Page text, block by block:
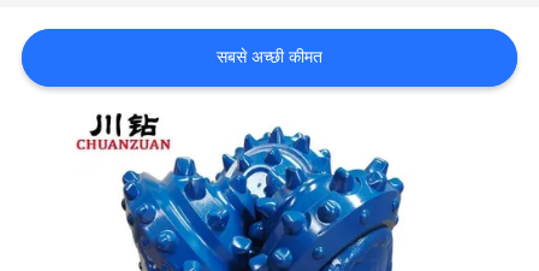
उद्धरण
की
सबसे अच्छी कीमत